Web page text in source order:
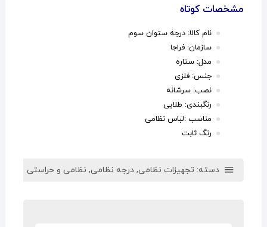
مشخصات کوتاه
نام کالا: درجه ستوان سوم
سازمان: فراجا
مدل: ستاره
جنس: فلزی
نصب: سرشانه
رنگبندی: طلایی
مناسب :لباس نظامی
رنگ ثابت
دسته: تجهیزات نظامی, درجه نظامی, نظامی و حراستی